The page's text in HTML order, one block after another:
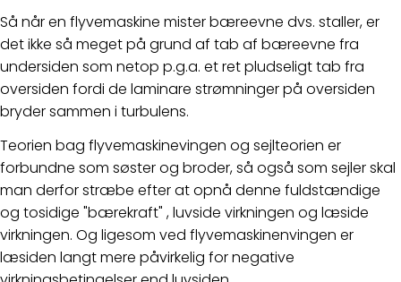
Så når en flyvemaskine mister bæreevne dvs. staller, er
det ikke så meget på grund af tab af bæreevne fra
undersiden som netop p.g.a. et ret pludseligt tab fra
oversiden fordi de laminare strømninger på oversiden
bryder sammen i turbulens.
Teorien bag flyvemaskinevingen og sejlteorien er
forbundne som søster og broder, så også som sejler skal
man derfor stræbe efter at opnå denne fuldstændige
og tosidige "bærekraft" , luvside virkningen og læside
virkningen. Og ligesom ved flyvemaskinenvingen er
læsiden langt mere påvirkelig for negative